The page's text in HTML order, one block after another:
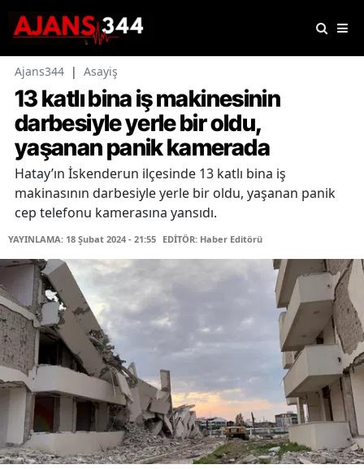
Ajans344 | Asayiş
13 katlı bina iş makinesinin
darbesiyle yerle bir oldu,
yaşanan panik kamerada
Hatay’ın İskenderun ilçesinde 13 katlı bina iş
makinasının darbesiyle yerle bir oldu, yaşanan panik
cep telefonu kamerasına yansıdı.
YAYINLAMA: 18 Şubat 2024 - 21:55 EDİTÖR: Haber Editörü